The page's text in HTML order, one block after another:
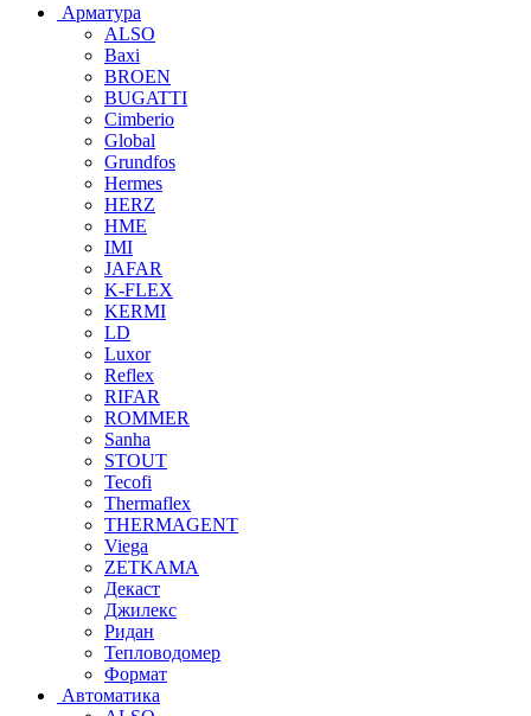
Арматура
ALSO
Baxi
BROEN
BUGATTI
Cimberio
Global
Grundfos
Hermes
HERZ
HME
IMI
JAFAR
K-FLEX
KERMI
LD
Luxor
Reflex
RIFAR
ROMMER
Sanha
STOUT
Tecofi
Thermaflex
THERMAGENT
Viega
ZETKAMA
Декаст
Джилекс
Ридан
Тепловодомер
Формат
Автоматика